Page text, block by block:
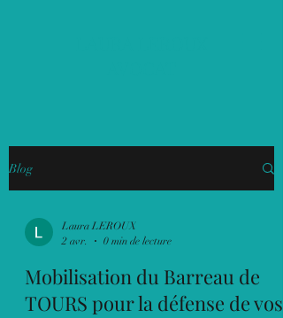
Blog
Laura LEROUX
2 avr.
0 min de lecture
Mobilisation du Barreau de
TOURS pour la défense de vos